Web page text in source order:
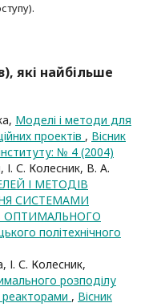
які найбільше
Моделі і методи для
проектів , Вісник
№ 4 (2004)
С. Колесник, В. А.
І МЕТОДІВ
СИСТЕМАМИ
ОПТИМАЛЬНОГО
політехнічного
І. С. Колесник,
розподілу
реакторами , Вісник